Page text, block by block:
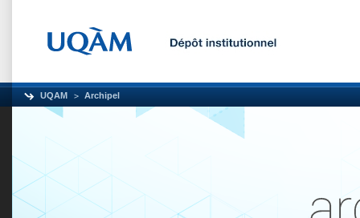
UQAM Archipel